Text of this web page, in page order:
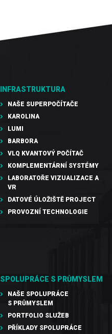
INFRASTRUKTURA
NAŠE SUPERPOČÍTAČE
KAROLINA
LUMI
BARBORA
VLQ KVANTOVÝ POČÍTAČ
KOMPLEMENTÁRNÍ SYSTÉMY
LABORATOŘE VIZUALIZACE A
VR
DATOVÉ ÚLOŽIŠTĚ PROJECT
PROVOZNÍ TECHNOLOGIE
SPOLUPRÁCE S PRŮMYSLEM
NAŠE SPOLUPRÁCE
S PRŮMYSLEM
PORTFOLIO SLUŽEB
PŘÍKLADY SPOLUPRÁCE